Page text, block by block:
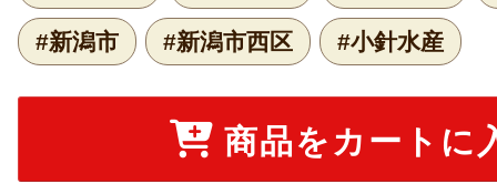
#新潟市 #新潟市西区 #小針水産
商品をカートに